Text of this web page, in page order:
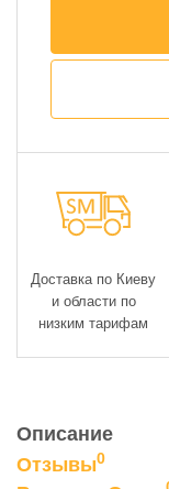
Доставка по Киеву
и области по
низким тарифам
Описание
Отзывы0